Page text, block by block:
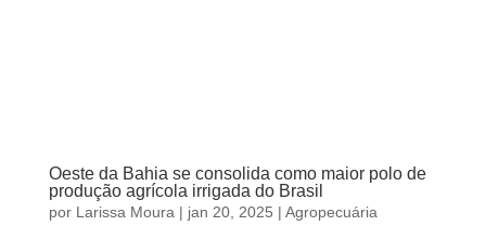
Oeste da Bahia se consolida como maior polo de
produção agrícola irrigada do Brasil
por Larissa Moura | jan 20, 2025 | Agropecuária